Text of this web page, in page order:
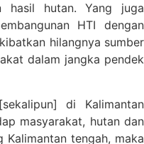
hasil hutan. Yang juga
HTI dengan
hilangnya sumber
dalam jangka pendek
di Kalimantan
masyarakat, hutan dan
Kalimantan tengah, maka